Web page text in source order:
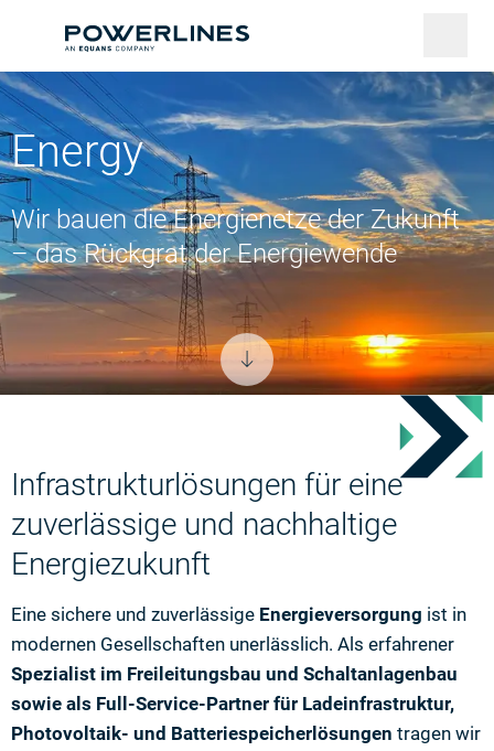
Energy
Wir bauen die Energienetze der Zukunft
– das Rückgrat der Energiewende
Infrastrukturlösungen für eine
zuverlässige und nachhaltige
Energiezukunft
Eine sichere und zuverlässige Energieversorgung ist in
modernen Gesellschaften unerlässlich. Als erfahrener
Spezialist im Freileitungsbau und Schaltanlagenbau
sowie als Full-Service-Partner für Ladeinfrastruktur,
Photovoltaik- und Batteriespeicherlösungen tragen wir